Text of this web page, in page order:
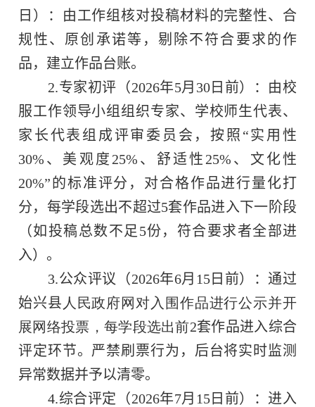
日）：由工作组核对投稿材料的完整性、合
规性、原创承诺等，剔除不符合要求的作
品，建立作品台账。
2.专家初评（2026年5月 30日前）：由校
服工作领导小组组织专家、学校师生代表、
家长代表组成评审委员会，按照“实用性
30% 、美观度 25% 、舒适性 25% 、文化性
20%”的标准评分，对合格作品进行量化打
分，每学段选出不超过5套作品进入下一阶段
（如投稿总数不足 5份，符合要求者全部进
入）。
3.公众评议（2026年6月 15日前）：通过
始兴县 人民政府网对入围作品进行公示并开
展网络投票，每学段选出前2套作品进入综合
评定环节。严禁刷票行为，后台将实时监测
异常数据并予以清零。
4.综合评定（2026年7月 15日前）：进入